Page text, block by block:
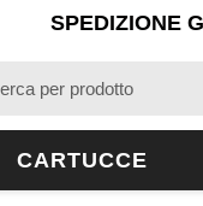
SPEDIZIONE
CARTUCCE